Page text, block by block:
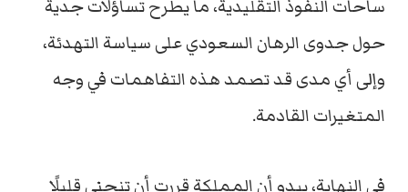
ساحات النفوذ التقليدية، ما يطرح تساؤلات جدية
حول جدوى الرهان السعودي على سياسة التهدئة،
وإلى أي مدى قد تصمد هذه التفاهمات في وجه
المتغيرات القادمة.
في النهاية، يبدو أن المملكة قررت أن تنحني قليلًا